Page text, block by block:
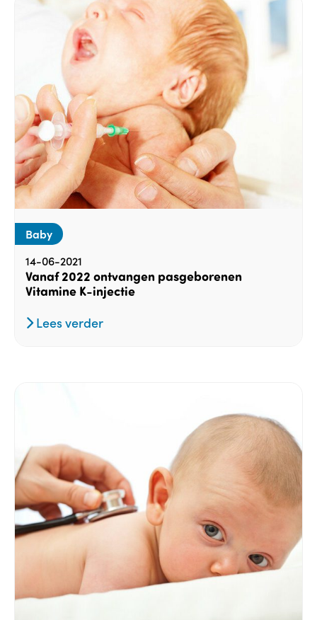
Baby
14-06-2021
Vanaf 2022 ontvangen pasgeborenen
Vitamine K-injectie
Lees verder